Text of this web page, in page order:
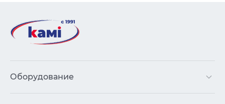
Оборудование